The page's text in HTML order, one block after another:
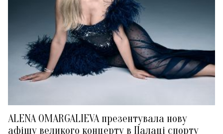
ALENA OMARGALIEVA презентувала нову
афішу великого концерту в Палаці спорту